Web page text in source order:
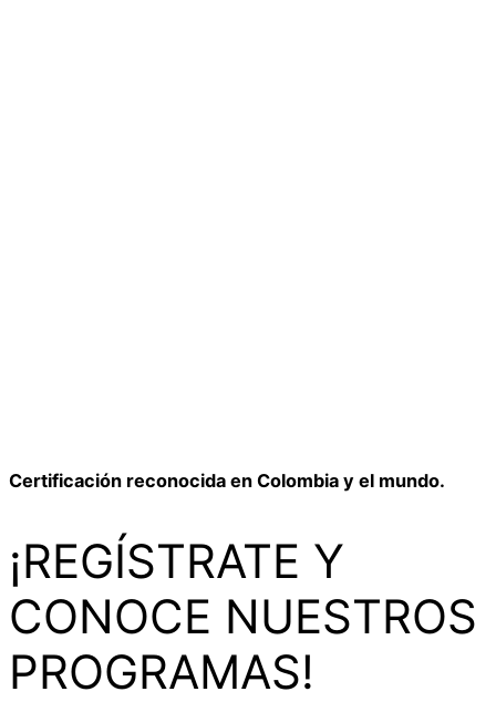
Certificación reconocida en Colombia y el mundo.
¡REGÍSTRATE Y
CONOCE NUESTROS
PROGRAMAS!